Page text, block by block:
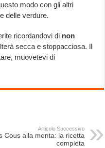
modo con gli altri
delle verdure.
ricordandovi di non
secca e stoppacciosa. Il
muovetevi di
Articolo Successivo
Cous alla menta: la ricetta
completa